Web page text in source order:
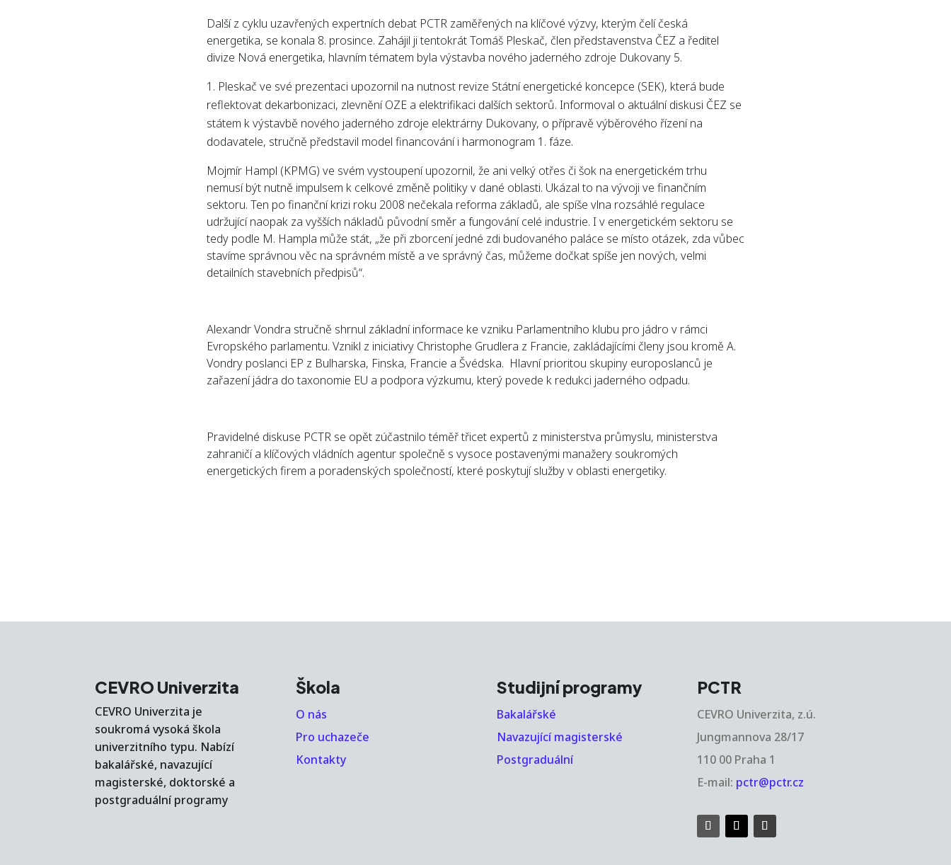
Další z cyklu uzavřených expertních debat PCTR zaměřených na klíčové výzvy, kterým čelí česká
energetika, se konala 8. prosince. Zahájil ji tentokrát Tomáš Pleskač, člen představenstva ČEZ a ředitel
divize Nová energetika, hlavním tématem byla výstavba nového jaderného zdroje Dukovany 5.
Pleskač ve své prezentaci upozornil na nutnost revize Státní energetické koncepce (SEK), která bude
reflektovat dekarbonizaci, zlevnění OZE a elektrifikaci dalších sektorů. Informoval o aktuální diskusi ČEZ se
státem k výstavbě nového jaderného zdroje elektrárny Dukovany, o přípravě výběrového řízení na
dodavatele, stručně představil model financování i harmonogram 1. fáze.
Mojmír Hampl (KPMG) ve svém vystoupení upozornil, že ani velký otřes či šok na energetickém trhu
nemusí být nutně impulsem k celkové změně politiky v dané oblasti. Ukázal to na vývoji ve finančním
sektoru. Ten po finanční krizi roku 2008 nečekala reforma základů, ale spíše vlna rozsáhlé regulace
udržující naopak za vyšších nákladů původní směr a fungování celé industrie. I v energetickém sektoru se
tedy podle M. Hampla může stát, „že při zborcení jedné zdi budovaného paláce se místo otázek, zda vůbec
stavíme správnou věc na správném místě a ve správný čas, můžeme dočkat spíše jen nových, velmi
detailních stavebních předpisů“.
Alexandr Vondra stručně shrnul základní informace ke vzniku Parlamentního klubu pro jádro v rámci
Evropského parlamentu. Vznikl z iniciativy Christophe Grudlera z Francie, zakládajícími členy jsou kromě A.
Vondry poslanci EP z Bulharska, Finska, Francie a Švédska. Hlavní prioritou skupiny europoslanců je
zařazení jádra do taxonomie EU a podpora výzkumu, který povede k redukci jaderného odpadu.
Pravidelné diskuse PCTR se opět zúčastnilo téměř třicet expertů z ministerstva průmyslu, ministerstva
zahraničí a klíčových vládních agentur společně s vysoce postavenými manažery soukromých
energetických firem a poradenských společností, které poskytují služby v oblasti energetiky.
CEVRO Univerzita
CEVRO Univerzita je
soukromá vysoká škola
univerzitního typu. Nabízí
bakalářské, navazující
magisterské, doktorské a
postgraduální programy
Škola
O nás
Pro uchazeče
Kontakty
Studijní programy
Bakalářské
Navazující magisterské
Postgraduální
PCTR
CEVRO Univerzita, z.ú.
Jungmannova 28/17
110 00 Praha 1
E-mail: pctr@pctr.cz